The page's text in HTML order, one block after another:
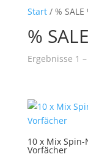
Start/ % SALE
%
Ergebnisse 1
10 x Mix
Vorfächer